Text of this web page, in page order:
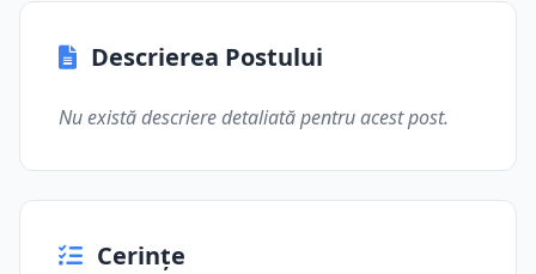
Descrierea Postului
Nu există descriere detaliată pentru acest post.
Cerințe